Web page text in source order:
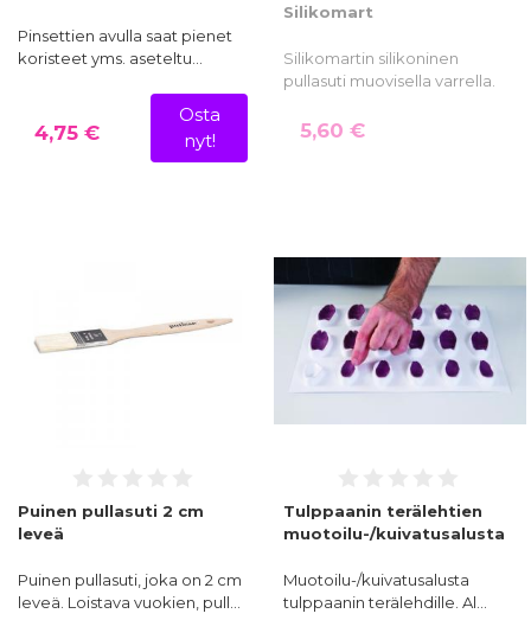
Pinsettien avulla saat pienet
koristeet yms. aseteltu…
4,75 €
Osta
nyt!
Silikomart
Silikomartin silikoninen
pullasuti muovisella varrella.
5,60 €
Puinen pullasuti 2 cm
leveä
Puinen pullasuti, joka on 2 cm
leveä. Loistava vuokien, pull…
Tulppaanin terälehtien
muotoilu-/kuivatusalusta
Muotoilu-/kuivatusalusta
tulppaanin terälehdille. Al…